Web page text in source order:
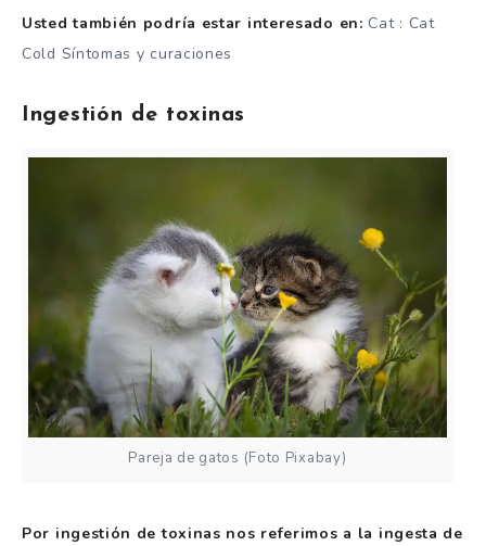
Usted también podría estar interesado en: Cat : Cat
Cold Síntomas y curaciones
Ingestión de toxinas
Pareja de gatos (Foto Pixabay)
Por ingestión de toxinas nos referimos a la ingesta de